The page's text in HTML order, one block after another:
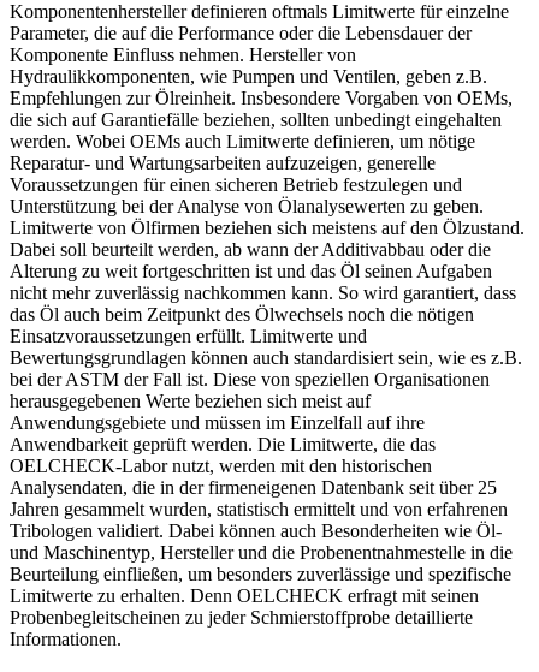
Komponentenhersteller definieren oftmals Limitwerte für einzelne
Parameter, die auf die Performance oder die Lebensdauer der
Komponente Einfluss nehmen. Hersteller von
Hydraulikkomponenten, wie Pumpen und Ventilen, geben z.B.
Empfehlungen zur Ölreinheit. Insbesondere Vorgaben von OEMs,
die sich auf Garantiefälle beziehen, sollten unbedingt eingehalten
werden. Wobei OEMs auch Limitwerte definieren, um nötige
Reparatur- und Wartungsarbeiten aufzuzeigen, generelle
Voraussetzungen für einen sicheren Betrieb festzulegen und
Unterstützung bei der Analyse von Ölanalysewerten zu geben.
Limitwerte von Ölfirmen beziehen sich meistens auf den Ölzustand.
Dabei soll beurteilt werden, ab wann der Additivabbau oder die
Alterung zu weit fortgeschritten ist und das Öl seinen Aufgaben
nicht mehr zuverlässig nachkommen kann. So wird garantiert, dass
das Öl auch beim Zeitpunkt des Ölwechsels noch die nötigen
Einsatzvoraussetzungen erfüllt. Limitwerte und
Bewertungsgrundlagen können auch standardisiert sein, wie es z.B.
bei der ASTM der Fall ist. Diese von speziellen Organisationen
herausgegebenen Werte beziehen sich meist auf
Anwendungsgebiete und müssen im Einzelfall auf ihre
Anwendbarkeit geprüft werden. Die Limitwerte, die das
OELCHECK-Labor nutzt, werden mit den historischen
Analysendaten, die in der firmeneigenen Datenbank seit über 25
Jahren gesammelt wurden, statistisch ermittelt und von erfahrenen
Tribologen validiert. Dabei können auch Besonderheiten wie Öl-
und Maschinentyp, Hersteller und die Probenentnahmestelle in die
Beurteilung einfließen, um besonders zuverlässige und spezifische
Limitwerte zu erhalten. Denn OELCHECK erfragt mit seinen
Probenbegleitscheinen zu jeder Schmierstoffprobe detaillierte
Informationen.